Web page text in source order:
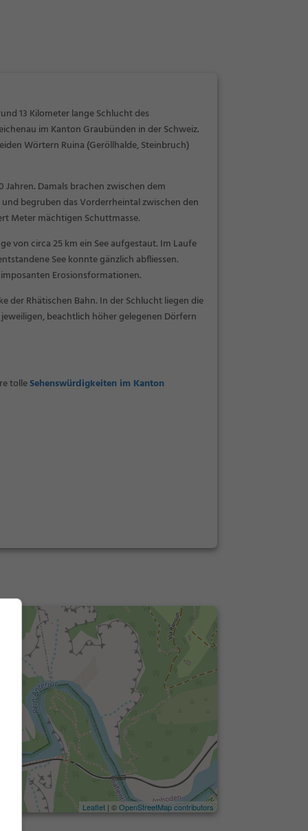
13 Kilometer lange Schlucht des
im Kanton Graubünden in der Schweiz.
Wörtern Ruina (Geröllhalde, Steinbruch)
Jahren. Damals brachen zwischen dem
begruben das Vorderrheintal zwischen den
Meter mächtigen Schuttmasse.
von circa 25 km ein See aufgestaut. Im Laufe
See konnte gänzlich abfliessen.
Erosionsformationen.
der Rhätischen Bahn. In der Schlucht liegen die
beachtlich höher gelegenen Dörfern
tolleSehenswürdigkeiten im Kanton
Leaflet | ©OpenStreetMap contributors